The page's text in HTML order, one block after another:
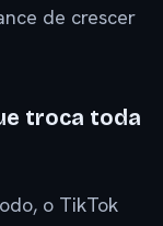
de crescer
troca toda
o TikTok